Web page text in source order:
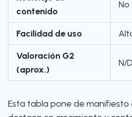
contenido
No
Facilidad de uso
Valoración G2
(aprox.)
N/
Esta tabla pone de manifiesto